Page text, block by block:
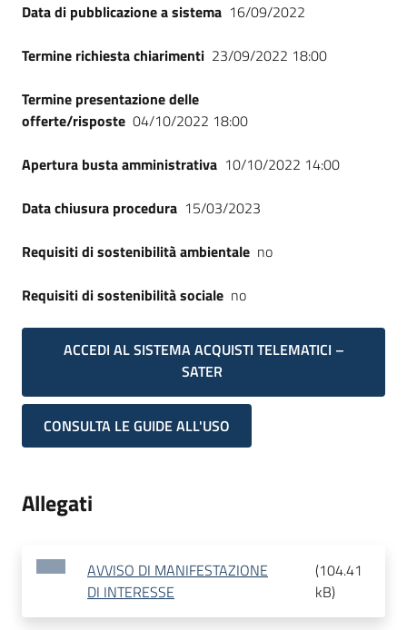
Seguici
su
Data di pubblicazione a sistema 16/09/2022
Termine richiesta chiarimenti 23/09/2022 18:00
Termine presentazione delle
offerte/risposte 04/10/2022 18:00
Apertura busta amministrativa 10/10/2022 14:00
Data chiusura procedura 15/03/2023
Requisiti di sostenibilità ambientale no
Requisiti di sostenibilità sociale no
ACCEDI AL SISTEMA ACQUISTI TELEMATICI –
SATER
CONSULTA LE GUIDE ALL'USO
Allegati
AVVISO DI MANIFESTAZIONE
DI INTERESSE
(104.41
kB)